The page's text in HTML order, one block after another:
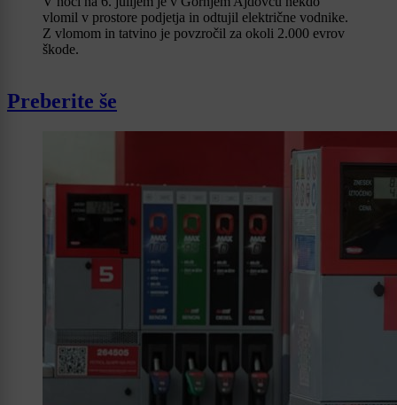
vlomil v prostore podjetja in odtujil električne vodnike.
Z vlomom in tatvino je povzročil za okoli 2.000 evrov
škode.
Preberite še